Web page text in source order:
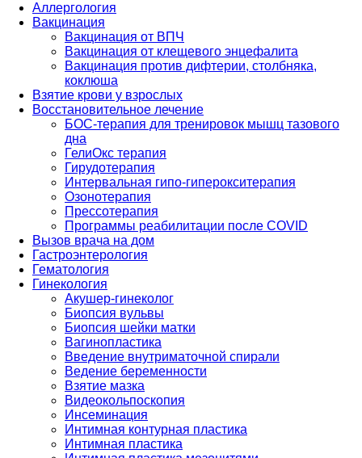
Аллергология
Вакцинация
Вакцинация от ВПЧ
Вакцинация от клещевого энцефалита
Вакцинация против дифтерии, столбняка,
коклюша
Взятие крови у взрослых
Восстановительное лечение
БОС-терапия для тренировок мышц тазового
дна
ГелиОкс терапия
Гирудотерапия
Интервальная гипо-гиперокситерапия
Озонотерапия
Прессотерапия
Программы реабилитации после СOVID
Вызов врача на дом
Гастроэнтерология
Гематология
Гинекология
Акушер-гинеколог
Биопсия вульвы
Биопсия шейки матки
Вагинопластика
Введение внутриматочной спирали
Ведение беременности
Взятие мазка
Видеокольпоскопия
Инсеминация
Интимная контурная пластика
Интимная пластика